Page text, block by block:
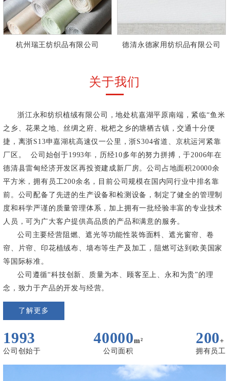
杭州瑞王纺织品有限公司 德清永德家用纺织品有限公司
关于我们
浙江永和纺织植绒有限公司，地处杭嘉湖平原南端，紧临“鱼米
之乡、花果之地、丝绸之府、枇杷之乡的塘栖古镇，交通十分便
捷，离浙S13申嘉湖杭高速仅一公里，浙S304省道、京杭运河紧靠
厂区。 公司始创于1993年，历经10多年的努力拼搏，于2006年在
德清县雷甸经济开发区再投资建成新厂房。公司占地面积20000余
平方米，拥有员工200余名，目前公司规模在国内同行业中排名靠
前。公司配备了先进的生产设备和检测设备，制定了健全的管理制
度和科学严谨的质量管理体系，加上拥有一批经验丰富的专业技术
人员，可为广大客户提供高品质的产品和满意的服务。
公司主要经营阻燃、遮光等功能性装饰面料、遮光窗帘、卷
帘、片帘、印花植绒布、墙布等生产及加工，阻燃可达到欧美国家
等国际标准。
公司遵循“科技创新、质量为本、顾客至上、永和为贵”的理
念，致力于产品的开发与经营。
了解更多
1993
公司创始于
40000m²
公司面积
200+
拥有员工